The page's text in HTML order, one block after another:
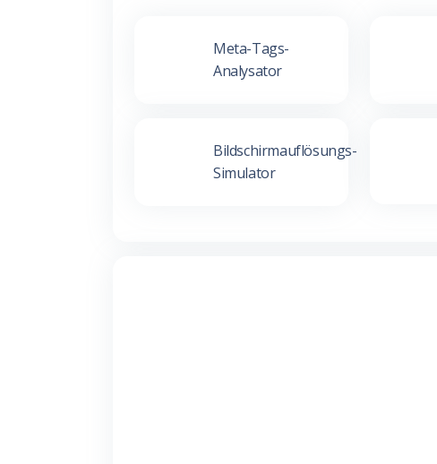
Meta-Tags-
Analysator
Bildschirmauflösungs-
Simulator